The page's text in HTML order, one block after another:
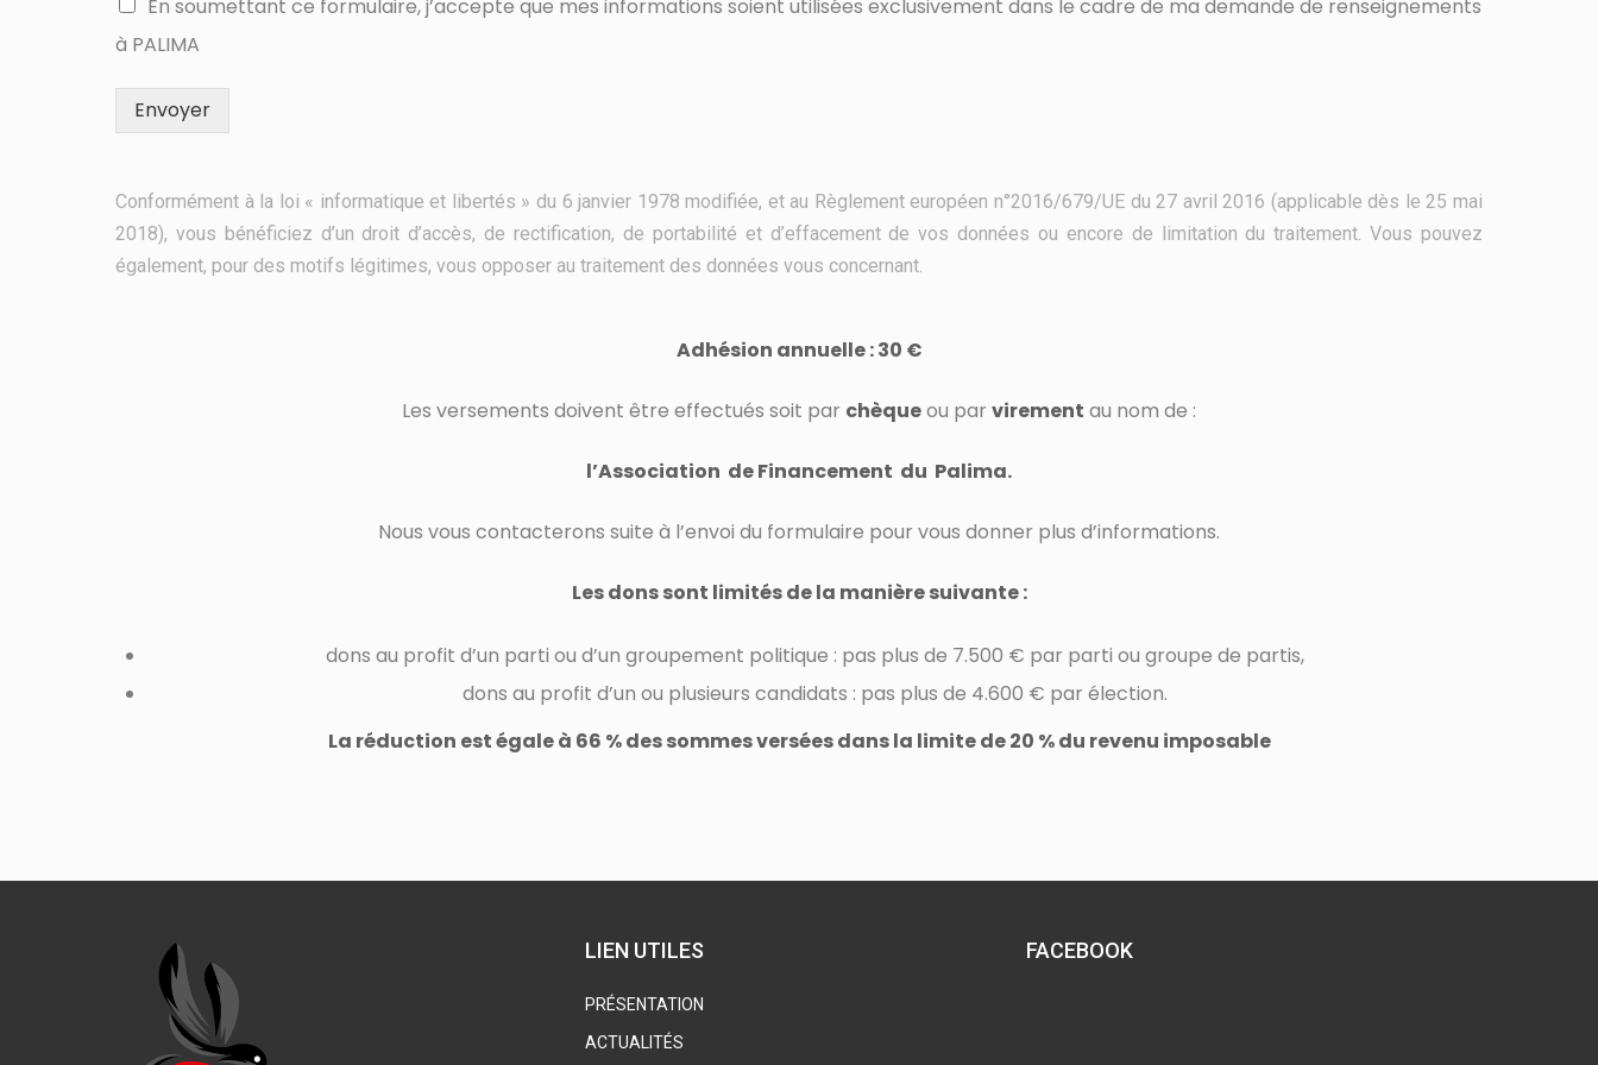
En soumettant ce formulaire, j’accepte que mes informations soient utilisées exclusivement dans le cadre de ma demande de renseignements
à PALIMA
Envoyer
Conformément à la loi « informatique et libertés » du 6 janvier 1978 modifiée, et au Règlement européen n°2016/679/UE du 27 avril 2016 (applicable dès le 25 mai
2018), vous bénéficiez d’un droit d’accès, de rectification, de portabilité et d’effacement de vos données ou encore de limitation du traitement. Vous pouvez
également, pour des motifs légitimes, vous opposer au traitement des données vous concernant.
Adhésion annuelle : 30 €
Les versements doivent être effectués soit par chèqueou par virement au nom de :
l’Association de Financement du Palima.
Nous vous contacterons suite à l’envoi du formulaire pour vous donner plus d’informations.
Les dons sont limités de la manière suivante :
dons au profit d’un parti ou d’un groupement politique : pas plus de 7.500 € par parti ou groupe de partis,
dons au profit d’un ou plusieurs candidats : pas plus de 4.600 € par élection.
La réduction est égale à 66 % des sommes versées dans la limite de 20 % du revenu imposable
LIEN UTILES
PRÉSENTATION
ACTUALITÉS
FACEBOOK